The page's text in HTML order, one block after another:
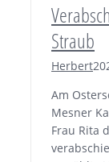
Straub
Herbert
Am
Mesner
Frau Rita